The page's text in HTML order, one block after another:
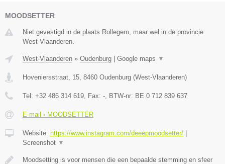
MOODSETTER
Niet gevestigd in de plaats Rollegem, maar wel in de provincie
West-Vlaanderen.
West-Vlaanderen » Oudenburg | Google maps ▼
Hoveniersstraat, 15 8460 Oudenburg (West-Vlaanderen)
Tel: +32 486 314 619 , Fax: - , BTW-nr: BE 0 712 839 637
E-mail › MOODSETTER
Website: https://www.instagram.com/deeepmoodsetter/ |
Screenshot ▼
Moodsetting is voor mensen die een bepaalde stemming en sfeer